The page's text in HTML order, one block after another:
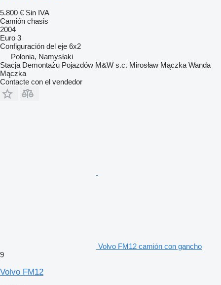
5.800 € Sin IVA
Camión chasis
2004
Euro 3
Configuración del eje 6x2
Polonia, Namysłaki
Stacja Demontażu Pojazdów M&W s.c. Mirosław Mączka Wanda
Mączka
Contacte con el vendedor
Volvo FM12 camión con gancho
9
Volvo FM12